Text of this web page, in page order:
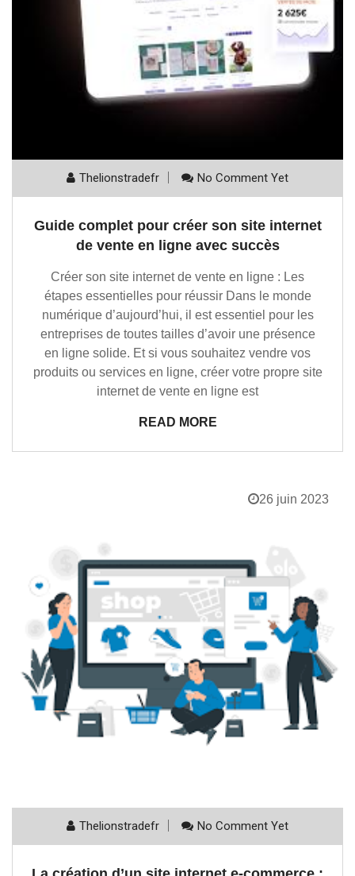
Thelionstradefr No Comment Yet
Guide complet pour créer son site internet
de vente en ligne avec succès
Créer son site internet de vente en ligne : Les
étapes essentielles pour réussir Dans le monde
numérique d’aujourd’hui, il est essentiel pour les
entreprises de toutes tailles d’avoir une présence
en ligne solide. Et si vous souhaitez vendre vos
produits ou services en ligne, créer votre propre site
internet de vente en ligne est
READ MORE
26 juin 2023
Thelionstradefr No Comment Yet